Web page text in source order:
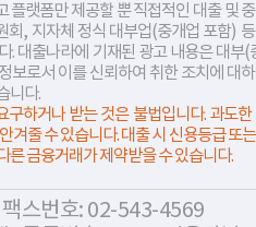
플랫폼만 제공할 뿐 직접적인 대출 및
회, 지자체 정식 대부업(중개업 포함)
. 대출나라에 기재된 광고 내용은 대부(
보로서 이를 신뢰하여 취한 조치에 대
니다.
구하거나 받는 것은 불법입니다. 과도한
겨줄 수 있습니다. 대출 시 신용등급 또
른 금융거래가 제약받을 수 있습니다.
팩스번호: 02-543-4569